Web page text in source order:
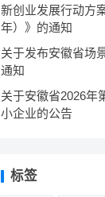
新创业发展行动方
年）》的通知
关于发布安徽省场
通知
关于安徽省2026年
小企业的公告
标签